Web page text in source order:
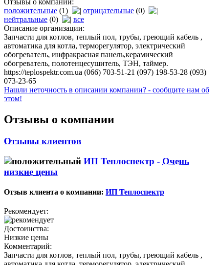
Отзывы о компании:
положительные (1) отрицательные (0)
нейтральные (0)
все
Описание организации:
Запчасти для котлов, теплый пол, трубы, греющий кабель ,
автоматика для котла, терморегулятор, электрический
обогреватель, инфракрасная панель,керамический
обогреватель, полотенцесушитель, ТЭН, таймер.
https://teplospektr.com.ua (066) 703-51-21 (097) 198-53-28 (093)
073-23-65
Нашли неточность в описании компании? - сообщите нам об
этом!
Отзывы о компании
Отзывы клиентов
ИП Теплоспектр - Очень
низкие цены
Отзыв клиента о компании: ИП Теплоспектр
Рекомендует:
Достоинства:
Низкие цены
Комментарий:
Запчасти для котлов, теплый пол, трубы, греющий кабель ,